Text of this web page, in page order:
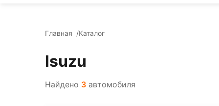
Главная Каталог
Isuzu
Найдено 3 автомобиля